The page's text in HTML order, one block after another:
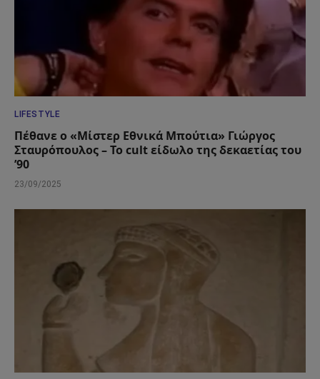
LIFESTYLE
Πέθανε ο «Μίστερ Εθνικά Μπούτια» Γιώργος
Σταυρόπουλος – Το cult είδωλο της δεκαετίας του
’90
23/09/2025